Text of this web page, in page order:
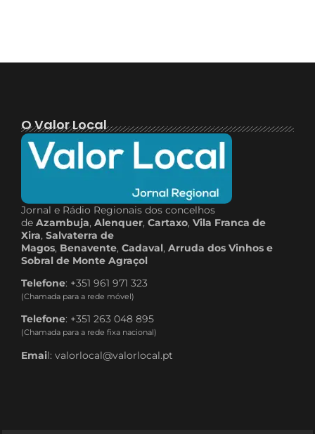
O Valor Local
Jornal e Rádio Regionais dos concelhos
de Azambuja, Alenquer, Cartaxo, Vila Franca de
Xira, Salvaterra de
Magos, Benavente, Cadaval, Arruda dos Vinhos e
Sobral de Monte Agraçol
Telefone: +351 961 971 323
(Chamada para a rede móvel)
Telefone: +351 263 048 895
(Chamada para a rede fixa nacional)
Email: valorlocal@valorlocal.pt